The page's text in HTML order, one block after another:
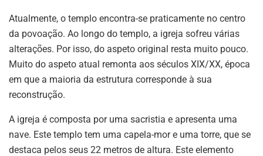
Atualmente, o templo encontra-se praticamente no centro
da povoação. Ao longo do templo, a igreja sofreu várias
alterações. Por isso, do aspeto original resta muito pouco.
Muito do aspeto atual remonta aos séculos XIX/XX, época
em que a maioria da estrutura corresponde à sua
reconstrução.
A igreja é composta por uma sacristia e apresenta uma
nave. Este templo tem uma capela-mor e uma torre, que se
destaca pelos seus 22 metros de altura. Este elemento